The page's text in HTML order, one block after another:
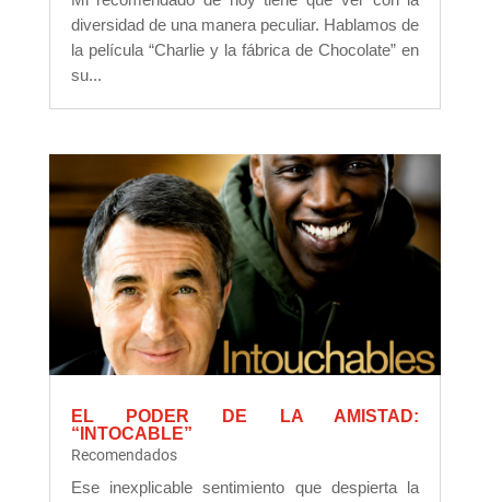
diversidad de una manera peculiar. Hablamos de
la película “Charlie y la fábrica de Chocolate” en
su...
EL PODER DE LA AMISTAD:
“INTOCABLE”
Recomendados
Ese inexplicable sentimiento que despierta la